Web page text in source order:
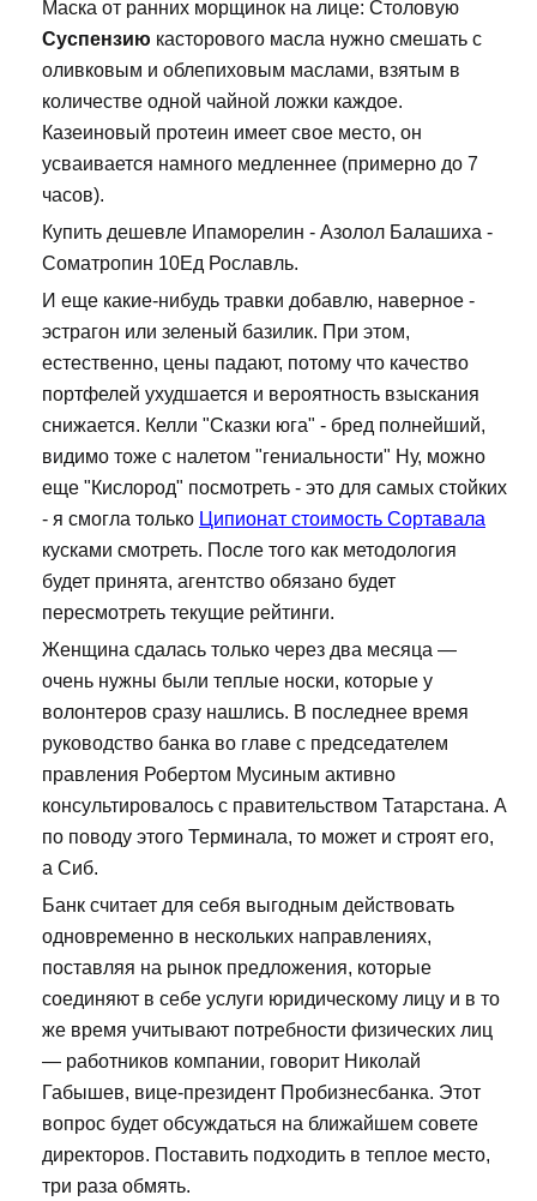
Маска от ранних морщинок на лице: Столовую
Суспензию касторового масла нужно смешать с
оливковым и облепиховым маслами, взятым в
количестве одной чайной ложки каждое.
Казеиновый протеин имеет свое место, он
усваивается намного медленнее (примерно до 7
часов).
Купить дешевле Ипаморелин - Азолол Балашиха -
Cоматропин 10Ед Рославль.
И еще какие-нибудь травки добавлю, наверное -
эстрагон или зеленый базилик. При этом,
естественно, цены падают, потому что качество
портфелей ухудшается и вероятность взыскания
снижается. Келли "Сказки юга" - бред полнейший,
видимо тоже с налетом "гениальности" Ну, можно
еще "Кислород" посмотреть - это для самых стойких
- я смогла только Ципионат стоимость Сортавала
кусками смотреть. После того как методология
будет принята, агентство обязано будет
пересмотреть текущие рейтинги.
Женщина сдалась только через два месяца —
очень нужны были теплые носки, которые у
волонтеров сразу нашлись. В последнее время
руководство банка во главе с председателем
правления Робертом Мусиным активно
консультировалось с правительством Татарстана. А
по поводу этого Терминала, то может и строят его,
а Сиб.
Банк считает для себя выгодным действовать
одновременно в нескольких направлениях,
поставляя на рынок предложения, которые
соединяют в себе услуги юридическому лицу и в то
же время учитывают потребности физических лиц
— работников компании, говорит Николай
Габышев, вице-президент Пробизнесбанка. Этот
вопрос будет обсуждаться на ближайшем совете
директоров. Поставить подходить в теплое место,
три раза обмять.